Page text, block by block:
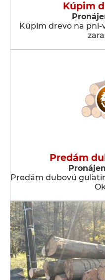
Kúpim
Kúpim drevo na pni-
Predám
Predám dubovú